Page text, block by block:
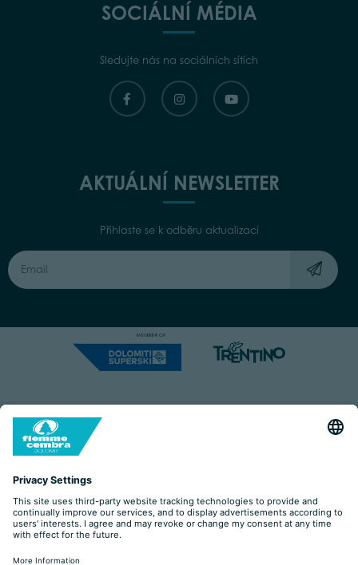
SOCIÁLNÍ MÉDIA
Sledujte nás na sociálních sítích
AKTUÁLNÍ NEWSLETTER
Přihlaste se k odběru aktualizací
Capitale Sociale: Euro 220.000,00 | VAT: 01901280220
COOKIES IMPRINT